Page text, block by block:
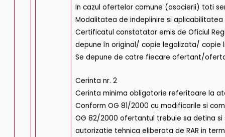
In cazul ofertelor comune (asocierii) toti
Modalitatea de indeplinire si
Certificatul constatator emis de Oficiul
depune în original/ copie legalizata/ copie
Se depune de catre fiecare ofertant/
Cerinta nr. 2
Cerinta minima obligatorie referitoare la
Conform OG 81/2000 cu modificarile si
OG 82/2000 ofertantul trebuie sa detina si
autorizatie tehnica eliberata de RAR in